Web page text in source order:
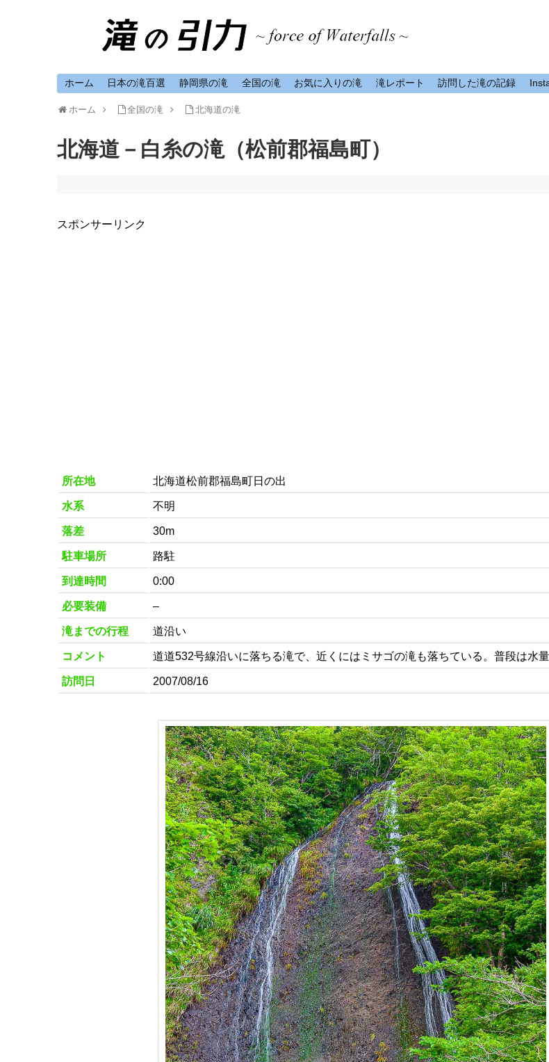
ホーム 日本の滝百選 静岡県の滝 全国の滝 お気に入りの滝 滝レポート 訪問した滝の記録
ホーム 全国の滝 北海道の滝
北海道－白糸の滝（松前郡福島町）
スポンサーリンク
所在地 北海道松前郡福島町日の出
水系 不明
落差 30m
駐車場所 路駐
到達時間 0:00
必要装備 –
滝までの行程 道沿い
コメント 道道532号線沿いに落ちる滝で、近くにはミサゴの滝も落ちている。普段は水量
訪問日 2007/08/16